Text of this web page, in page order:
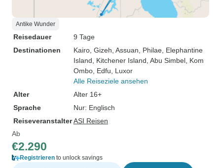
Antike Wunder
Reisedauer
9 Tage
Destinationen
Kairo , Gizeh , Assuan , Philae , Elephantine
Island , Kitchener Island , Abu Simbel , Kom
Ombo , Edfu , Luxor
Alle Reiseziele ansehen
Alter
Alter 16+
Sprache
Nur: Englisch
ReiseveranstalterASI Reisen
Ab
€2.290
Registrieren to unlock savings